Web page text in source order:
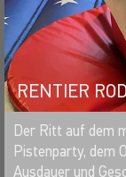
RENTIER
Der Ritt auf dem
Pistenparty, dem
Ausdauer und